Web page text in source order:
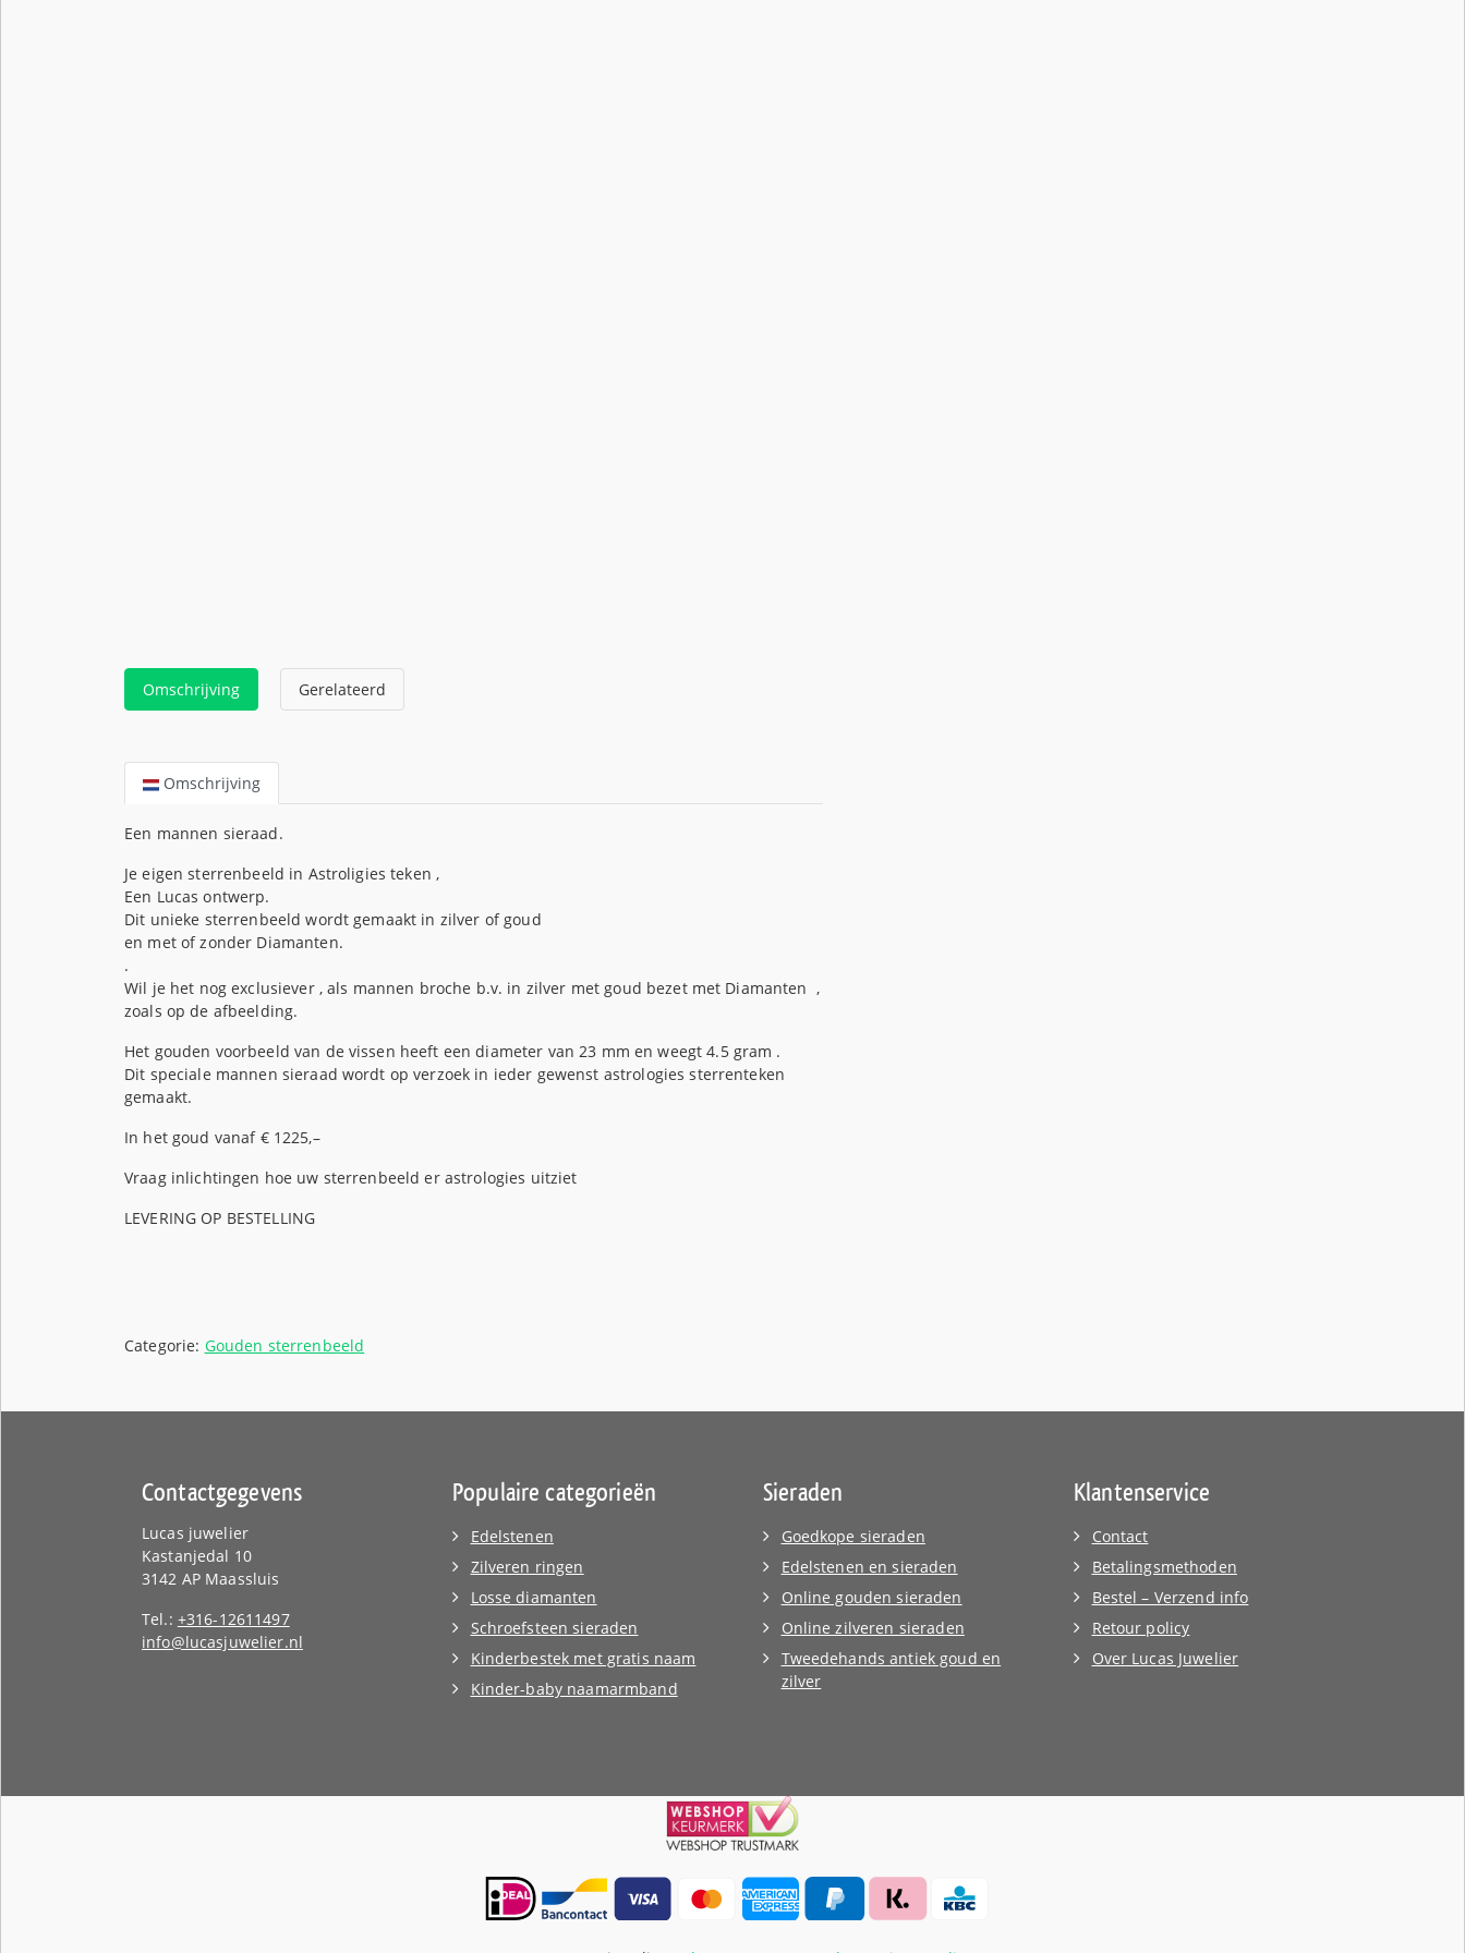
Omschrijving Gerelateerd
Omschrijving
Een mannen sieraad.
Je eigen sterrenbeeld in Astroligies teken ,
Een Lucas ontwerp.
Dit unieke sterrenbeeld wordt gemaakt in zilver of goud
en met of zonder Diamanten.
.
Wil je het nog exclusiever , als mannen broche b.v. in zilver met goud bezet met Diamanten ,
zoals op de afbeelding.
Het gouden voorbeeld van de vissen heeft een diameter van 23 mm en weegt 4.5 gram .
Dit speciale mannen sieraad wordt op verzoek in ieder gewenst astrologies sterrenteken
gemaakt.
In het goud vanaf € 1225,–
Vraag inlichtingen hoe uw sterrenbeeld er astrologies uitziet
LEVERING OP BESTELLING
Categorie: Gouden sterrenbeeld
Contactgegevens
Lucas juwelier
Kastanjedal 10
3142 AP Maassluis
Tel.: +316-12611497
info@lucasjuwelier.nl
Populaire categorieën
Edelstenen
Zilveren ringen
Losse diamanten
Schroefsteen sieraden
Kinderbestek met gratis naam
Kinder-baby naamarmband
Sieraden
Goedkope sieraden
Edelstenen en sieraden
Online gouden sieraden
Online zilveren sieraden
Tweedehands antiek goud en
zilver
Klantenservice
Contact
Betalingsmethoden
Bestel – Verzend info
Retour policy
Over Lucas Juwelier